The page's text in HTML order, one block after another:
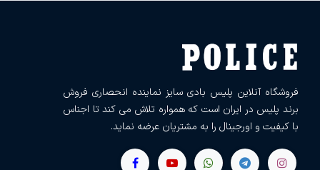
فروشگاه آنلاین پلیس بادی سایز نماینده انحصاری فروش
برند پلیس در ایران است که همواره تلاش می کند تا اجناس
با کیفیت و اورجینال را به مشتریان عرضه نماید.